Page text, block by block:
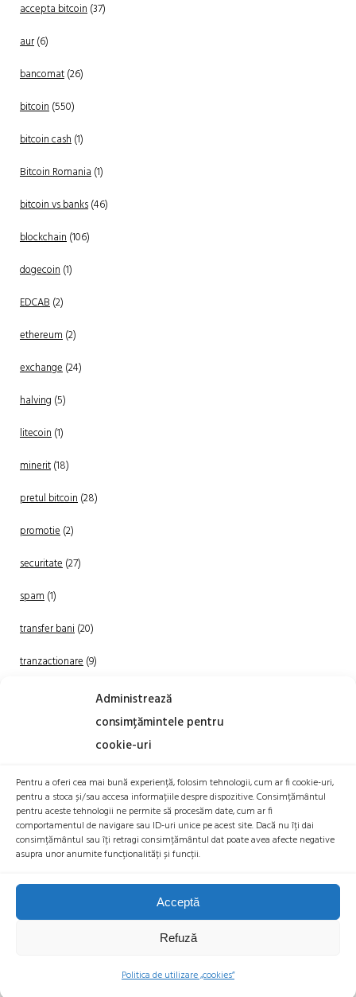
Administrează
consimțămintele pentru
cookie-uri
Pentru a oferi cea mai bună experiență, folosim tehnologii, cum ar fi cookie-uri,
pentru a stoca și/sau accesa informațiile despre dispozitive. Consimțământul
pentru aceste tehnologii ne permite să procesăm date, cum ar fi
comportamentul de navigare sau ID-uri unice pe acest site. Dacă nu îți dai
consimțământul sau îți retragi consimțământul dat poate avea afecte negative
asupra unor anumite funcționalități și funcții.
Acceptă
Refuză
Politica de utilizare „cookies”
accepta bitcoin(37)
aur(6)
bancomat(26)
bitcoin(550)
bitcoin cash(1)
Bitcoin Romania(1)
bitcoin vs banks(46)
blockchain(106)
dogecoin(1)
EDCAB(2)
ethereum(2)
exchange(24)
halving (5)
litecoin(1)
minerit(18)
pretul bitcoin(28)
promotie(2)
securitate(27)
spam(1)
transfer bani(20)
tranzactionare(9)
(20)
TRANZACTIONEAZA
DECLARAȚIE DE ACCESIBILITATE
SRL